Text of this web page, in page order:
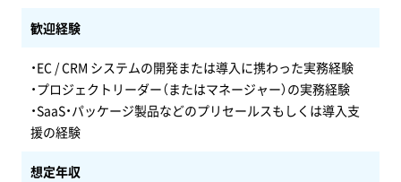
歓迎経験
・EC / CRM システムの開発または導入に携わった実務経験
・プロジェクトリーダー（またはマネージャー）の実務経験
・SaaS・パッケージ製品などのプリセールスもしくは導入支
援の経験
想定年収